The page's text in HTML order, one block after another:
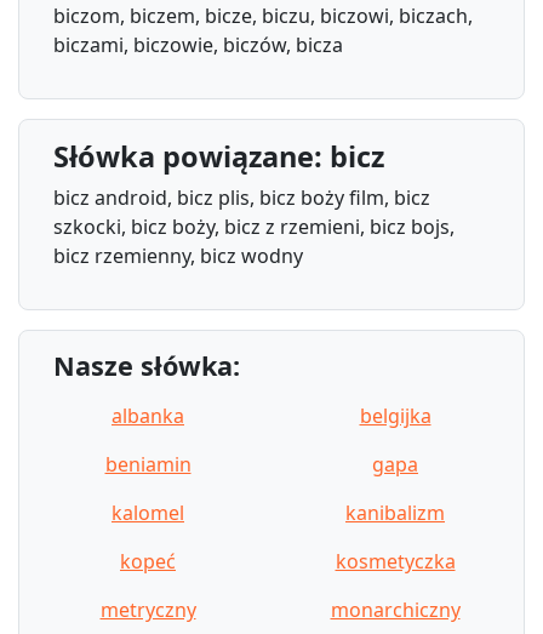
biczom, biczem, bicze, biczu, biczowi, biczach,
biczami, biczowie, biczów, bicza
Słówka powiązane: bicz
bicz android, bicz plis, bicz boży film, bicz
szkocki, bicz boży, bicz z rzemieni, bicz bojs,
bicz rzemienny, bicz wodny
Nasze słówka:
albanka
belgijka
beniamin
gapa
kalomel
kanibalizm
kopeć
kosmetyczka
metryczny
monarchiczny